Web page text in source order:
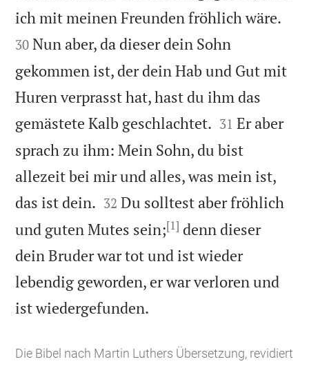
ich mit meinen Freunden fröhlich wäre.
30 Nun aber, da dieser dein Sohn
gekommen ist, der dein Hab und Gut mit
Huren verprasst hat, hast du ihm das
gemästete Kalb geschlachtet. 

31 Er aber
sprach zu ihm: Mein Sohn, du bist
allezeit bei mir und alles, was mein ist,
das ist dein. 

32 Du solltest aber fröhlich
und guten Mutes sein;[1] denn dieser
dein Bruder war tot und ist wieder
lebendig geworden, er war verloren und
ist wiedergefunden.
Die Bibel nach Martin Luthers Übersetzung, revidiert